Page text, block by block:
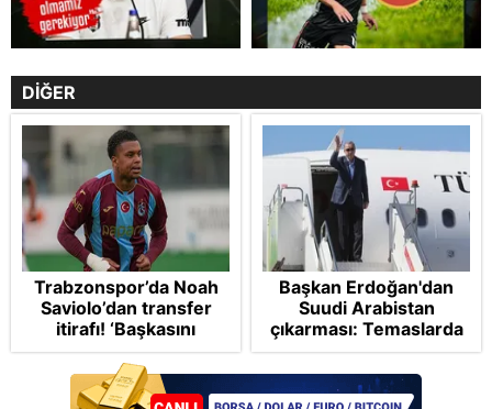
DİĞER
Trabzonspor’da Noah
Saviolo’dan transfer
itirafı! ‘Başkasını
izlemeye geldi’
Başkan Erdoğan'dan
Suudi Arabistan
çıkarması: Temaslarda
bulunacak